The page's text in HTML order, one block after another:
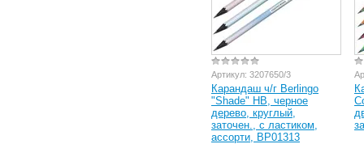
Артикул: 3207650/3
Карандаш ч/г Berlingo
"Shade" HB, черное
дерево, круглый,
заточен., с ластиком,
ассорти, BP01313